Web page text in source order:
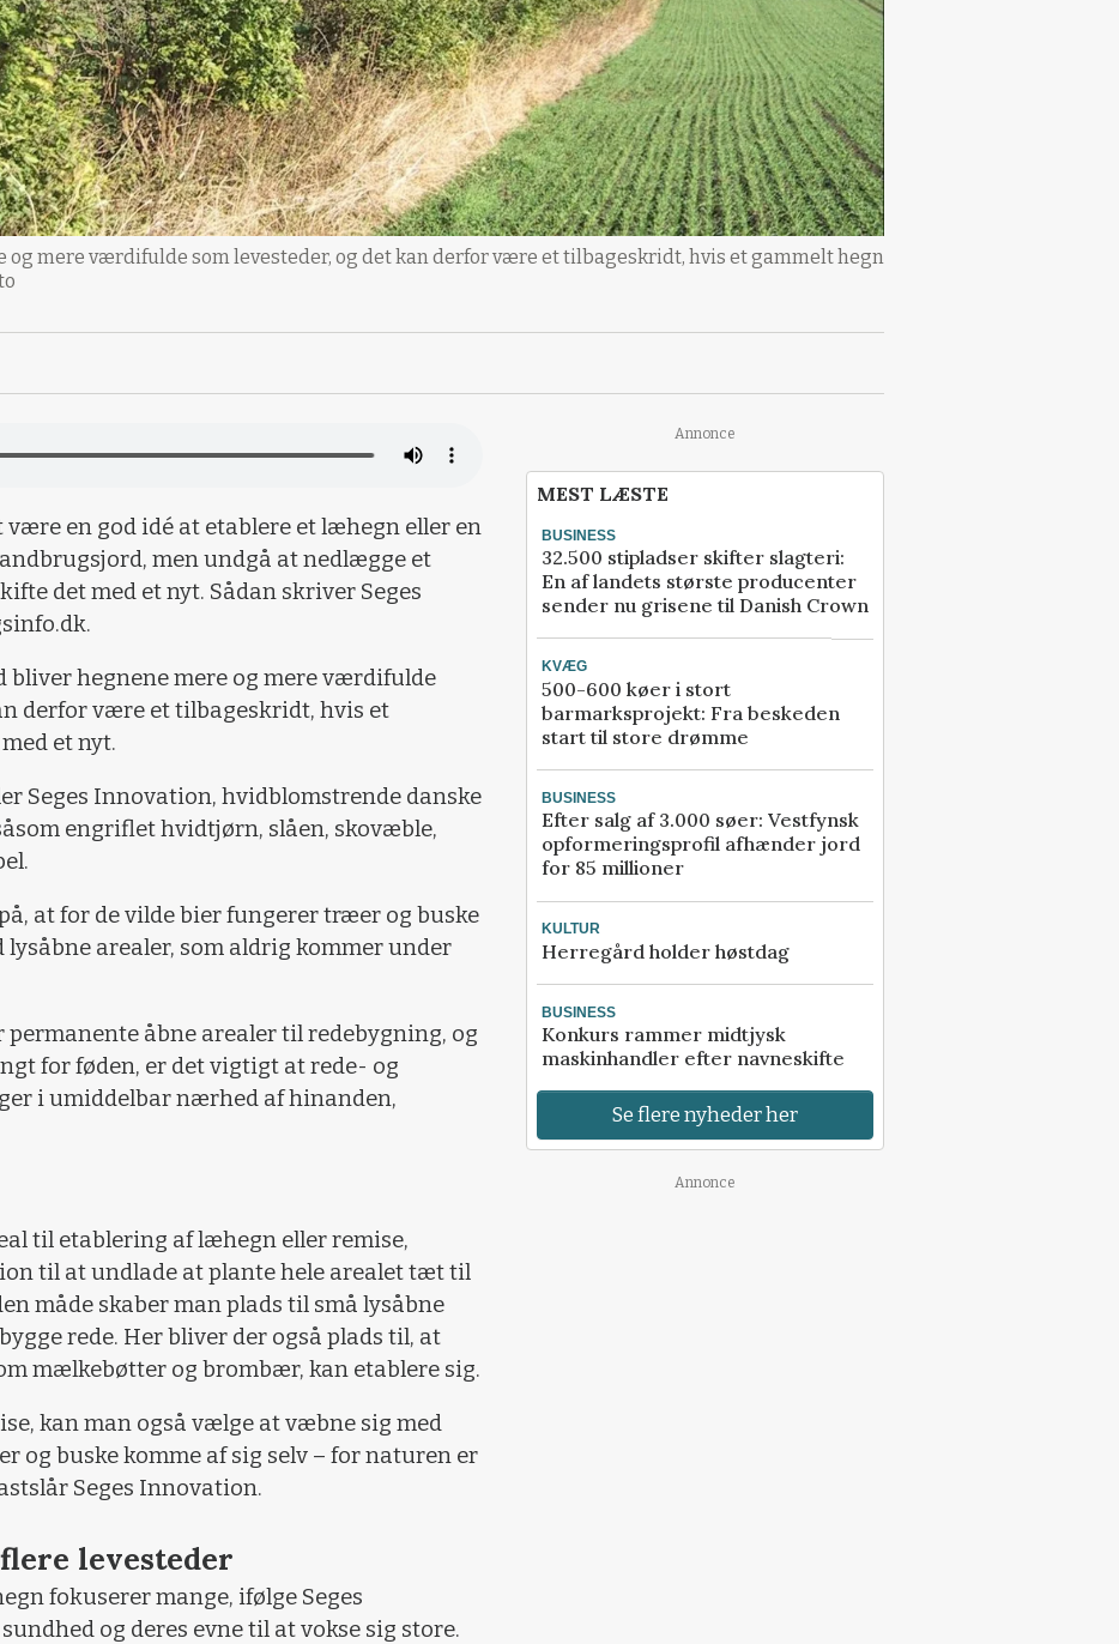
og mere værdifulde som levesteder, og det kan derfor være et tilbageskridt, hvis et gammelt hegn
være en god idé at etablere et læhegn eller en
men undgå at nedlægge et
det med et nyt. Sådan skriver Seges
bliver hegnene mere og mere værdifulde
derfor være et tilbageskridt, hvis et
et nyt.
Seges Innovation, hvidblomstrende danske
engriflet hvidtjørn, slåen, skovæble,
at for de vilde bier fungerer træer og buske
arealer, som aldrig kommer under
åbne arealer til redebygning, og
for føden, er det vigtigt at rede- og
i umiddelbar nærhed af hinanden,
til etablering af læhegn eller remise,
til at undlade at plante hele arealet tæt til
måde skaber man plads til små lysåbne
rede. Her bliver der også plads til, at
mælkebøtter og brombær, kan etablere sig.
kan man også vælge at væbne sig med
og buske komme af sig selv – for naturen er
Seges Innovation.
levesteder
fokuserer mange, ifølge Seges
og deres evne til at vokse sig store.
Annonce
MEST LÆSTE
BUSINESS
32.500 stipladser skifter slagteri:
En af landets største producenter
sender nu grisene til Danish Crown
KVÆG
500-600 køer i stort
barmarksprojekt: Fra beskeden
start til store drømme
BUSINESS
Efter salg af 3.000 søer: Vestfynsk
opformeringsprofil afhænder jord
for 85 millioner
KULTUR
Herregård holder høstdag
BUSINESS
Konkurs rammer midtjysk
maskinhandler efter navneskifte
Se flere nyheder her
Annonce